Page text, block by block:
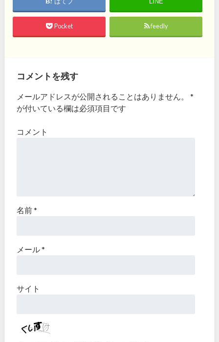
Pocket feedly
コメントを残す
メールアドレスが公開されることはありません。
*
が付いている欄は必須項目です
コメント
名前*
メール*
サイト